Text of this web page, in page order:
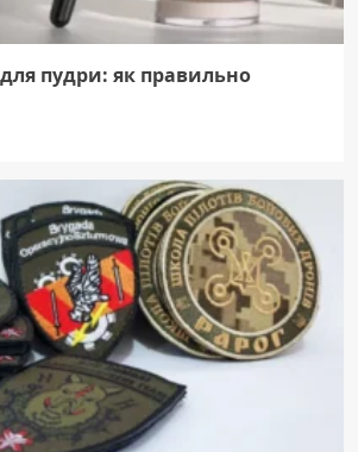
пудри: як правильно